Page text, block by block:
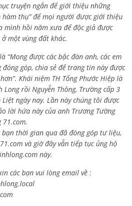
truyện ngắn để giới thiệu những
hàm thụ” để mọi người được giới thiệu
mình hồi năm xưa để độc giả được
một vùng đất khác.
“Mong được các bậc đàn anh, các em
góp, chia sẻ để trang tin này được
Khái niệm TH Tống Phước Hiệp là
Long rồi Nguyễn Thông, Trường cấp 3
ngày nay. Lần này chúng tôi được
lời hứa này của anh Trương Tường
bạn thời gian qua đã đóng góp tư liệu,
và giờ đây vẫn tiếp tục ủng hộ
này.
các bạn vui lòng email về :